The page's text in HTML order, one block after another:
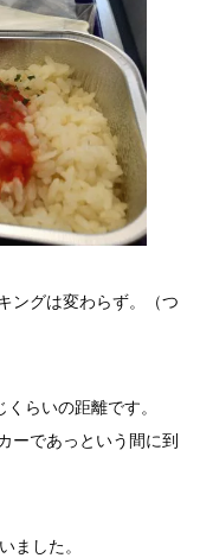
ングは変わらず。（つ
らいの距離です。
ーであっという間に到
ました。